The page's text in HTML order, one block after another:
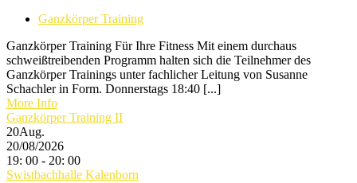
Ganzkörper Training
Ganzkörper Training Für Ihre Fitness Mit einem durchaus
schweißtreibenden Programm halten sich die Teilnehmer des
Ganzkörper Trainings unter fachlicher Leitung von Susanne
Schachler in Form. Donnerstags 18:40 [...]
More Info
Ganzkörper Training II
20Aug.
20/08/2026
19: 00 - 20: 00
Swistbachhalle Kalenborn